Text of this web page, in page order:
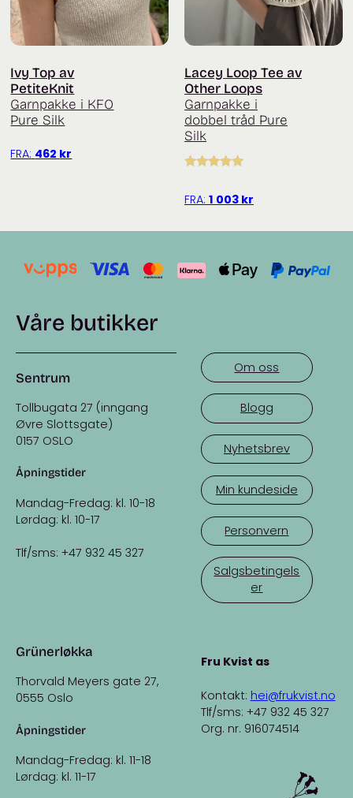
Ivy Top av
PetiteKnit
Garnpakke i KFO
Pure Silk
FRA: 462 kr
Lacey Loop Tee av
Other Loops
Garnpakke i
dobbel tråd Pure
Silk
av 5
FRA: 1 003 kr
Våre butikker
Sentrum
Tollbugata 27 (inngang
Øvre Slottsgate)
0157 OSLO
Åpningstider
Mandag-Fredag: kl. 10-18
Lørdag: kl. 10-17
Tlf/sms: +47 932 45 327
Grünerløkka
Thorvald Meyers gate 27,
0555 Oslo
Åpningstider
Mandag-Fredag: kl. 11-18
Lørdag: kl. 11-17
Om oss
Blogg
Nyhetsbrev
Min kundeside
Personvern
Salgsbetingels
er
Fru Kvist as
Kontakt: hei@frukvist.no
Tlf/sms: +47 932 45 327
Org. nr. 916074514